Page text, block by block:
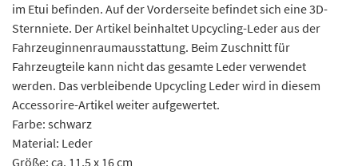
im Etui befinden. Auf der Vorderseite befindet sich eine 3D-
Sternniete. Der Artikel beinhaltet Upcycling-Leder aus der
Fahrzeuginnenraumausstattung. Beim Zuschnitt für
Fahrzeugteile kann nicht das gesamte Leder verwendet
werden. Das verbleibende Upcycling Leder wird in diesem
Accessorire-Artikel weiter aufgewertet.
Farbe: schwarz
Material: Leder
Größe: ca. 11,5 x 16 cm